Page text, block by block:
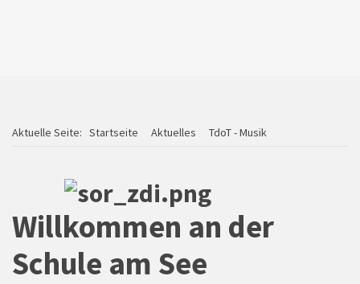
Aktuelle Seite: Startseite Aktuelles TdoT - Musik
Willkommen an der
Schule am See